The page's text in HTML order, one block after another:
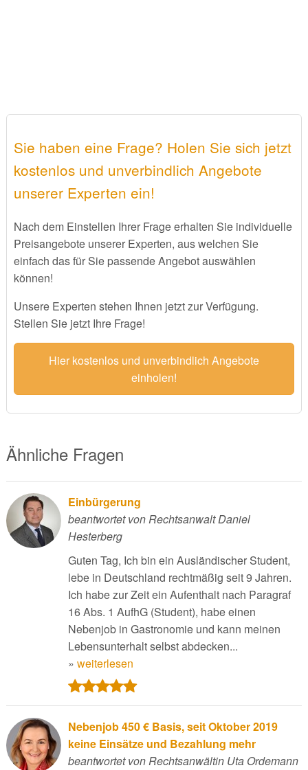
Sie haben eine Frage? Holen Sie sich jetzt
kostenlos und unverbindlich Angebote
unserer Experten ein!
Nach dem Einstellen Ihrer Frage erhalten Sie individuelle
Preisangebote unserer Experten, aus welchen Sie
einfach das für Sie passende Angebot auswählen
können!
Unsere Experten stehen Ihnen jetzt zur Verfügung.
Stellen Sie jetzt Ihre Frage!
Hier kostenlos und unverbindlich Angebote
einholen!
Ähnliche Fragen
Einbürgerung
beantwortet von Rechtsanwalt Daniel
Hesterberg
Guten Tag, Ich bin ein Ausländischer Student,
lebe in Deutschland rechtmäßig seit 9 Jahren.
Ich habe zur Zeit ein Aufenthalt nach Paragraf
16 Abs. 1 AufhG (Student), habe einen
Nebenjob in Gastronomie und kann meinen
Lebensunterhalt selbst abdecken...
» weiterlesen
Nebenjob 450 € Basis, seit Oktober 2019
keine Einsätze und Bezahlung mehr
beantwortet von Rechtsanwältin Uta Ordemann